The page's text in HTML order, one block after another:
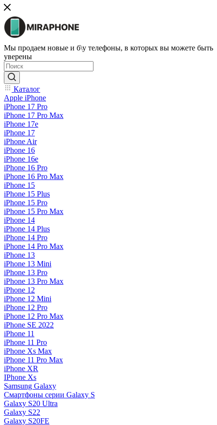
Мы продаем новые и б\у телефоны, в которых вы можете быть
уверены
Каталог
Apple iPhone
iPhone 17 Pro
iPhone 17 Pro Max
iPhone 17e
iPhone 17
iPhone Air
iPhone 16
iPhone 16e
iPhone 16 Pro
iPhone 16 Pro Max
iPhone 15
iPhone 15 Plus
iPhone 15 Pro
iPhone 15 Pro Max
iPhone 14
iPhone 14 Plus
iPhone 14 Pro
iPhone 14 Pro Max
iPhone 13
iPhone 13 Mini
iPhone 13 Pro
iPhone 13 Pro Max
iPhone 12
iPhone 12 Mini
iPhone 12 Pro
iPhone 12 Pro Max
iPhone SE 2022
iPhone 11
iPhone 11 Pro
iPhone Xs Max
iPhone 11 Pro Max
iPhone XR
IPhone Xs
Samsung Galaxy
Смартфоны серии Galaxy S
Galaxy S20 Ultra
Galaxy S22
Galaxy S20FE